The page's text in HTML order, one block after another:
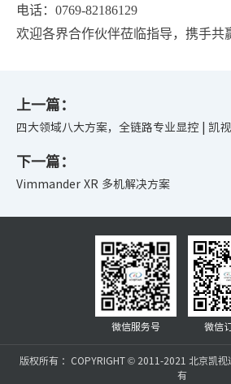
电话：0769-82186129
欢迎各界合作伙伴莅临指导，携手共
上一篇：
四大领域八大方案，全链路专业显控 | 凯
下一篇：
Vimmander XR 多机解决方案
微信服务号 微信
版权所有 ：COPYRIGHT © 2011-2021 北京凯
有